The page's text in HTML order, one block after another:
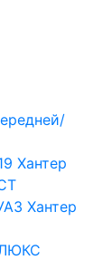
Хантер
Хантер